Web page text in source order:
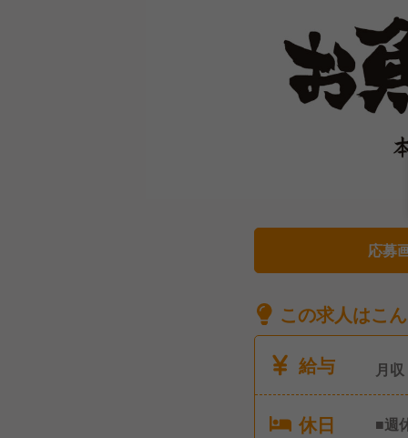
応募
この求人はこ
給与
月収
休日
■週